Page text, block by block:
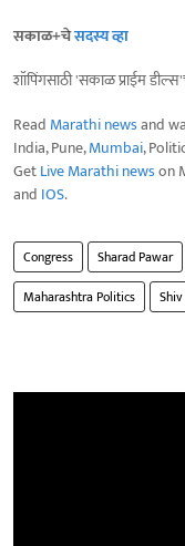
सकाळ+चेसदस्य व्हा
शॉपिंगसाठी 'सकाळ प्राईम
Read Marathi newsand
India, Pune,Mumbai,
GetLive Marathi newson
and IOS.
Congress Sharad Pawar
Maharashtra Politics